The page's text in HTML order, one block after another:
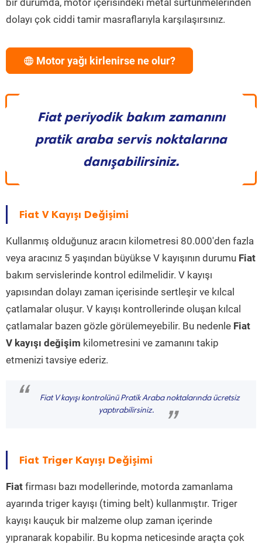
bir durumda, motor içerisindeki metal sürtünmelerinden
dolayı çok ciddi tamir masraflarıyla karşılaşırsınız.
Motor yağı kirlenirse ne olur?
Fiat periyodik bakım zamanını
pratik araba servis noktalarına
danışabilirsiniz.
Fiat V Kayışı Değişimi
Kullanmış olduğunuz aracın kilometresi 80.000'den fazla
veya aracınız 5 yaşından büyükse V kayışının durumu Fiat
bakım servislerinde kontrol edilmelidir. V kayışı
yapısından dolayı zaman içerisinde sertleşir ve kılcal
çatlamalar oluşur. V kayışı kontrollerinde oluşan kılcal
çatlamalar bazen gözle görülemeyebilir. Bu nedenle Fiat
V kayışı değişim kilometresini ve zamanını takip
etmenizi tavsiye ederiz.
“
Fiat V kayışı kontrolünü Pratik Araba noktalarında ücretsiz
yaptırabilirsiniz.
”
Fiat Triger Kayışı Değişimi
Fiat firması bazı modellerinde, motorda zamanlama
ayarında triger kayışı (timing belt) kullanmıştır. Triger
kayışı kauçuk bir malzeme olup zaman içerinde
yıpranarak kopabilir. Bu kopma neticesinde araçta çok